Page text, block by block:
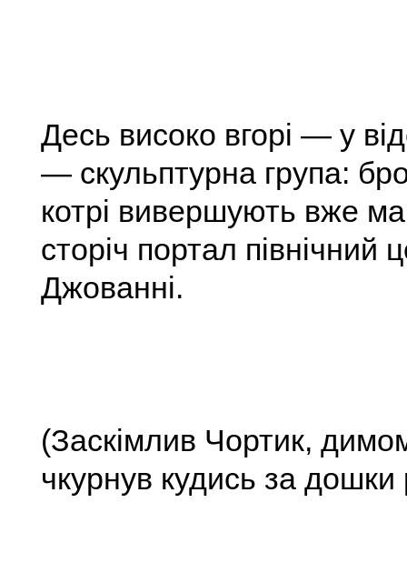
Десь високо вгорі — у
— скульптурна група:
котрі вивершують вже
сторіч портал північний
Джованні.
(Заскімлив Чортик,
чкурнув кудись за